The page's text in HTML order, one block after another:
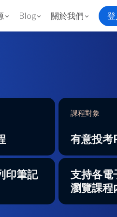
Blog 關於我們
課程對象
有意投考
印筆記
支持各電
瀏覽課程